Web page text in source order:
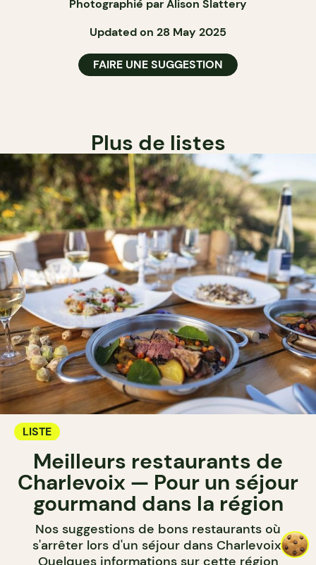
Photographié par Alison Slattery
Updated on 28 May 2025
FAIRE UNE SUGGESTION
Plus de listes
LISTE
Meilleurs restaurants de
Charlevoix — Pour un séjour
gourmand dans la région
Nos suggestions de bons restaurants où
s'arrêter lors d'un séjour dans Charlevoix.
Quelques informations sur cette région